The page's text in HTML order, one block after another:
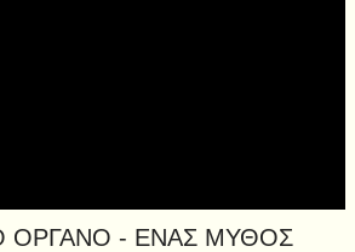
ΟΡΓΑΝΟ - ΕΝΑΣ ΜΥΘΟΣ